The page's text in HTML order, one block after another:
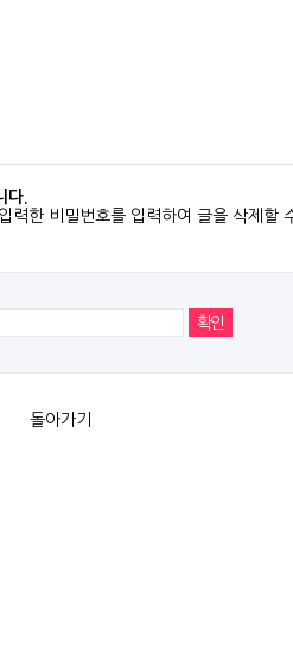
다.
력한 비밀번호를 입력하여 글을 삭제할
돌아가기